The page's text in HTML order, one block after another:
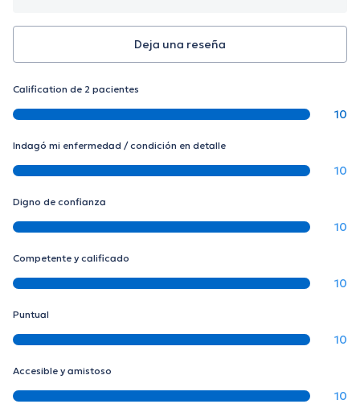
Deja una reseña
Calification de 2 pacientes
10
Indagó mi enfermedad / condición en detalle
10
Digno de confianza
10
Competente y calificado
10
Puntual
10
Accesible y amistoso
10